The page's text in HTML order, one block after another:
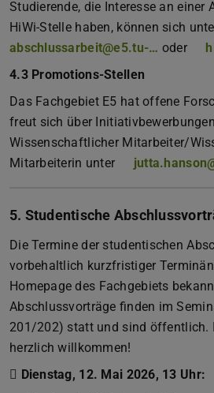
Studierende, die Interesse an einer
HiWi-Stelle haben, können sich
abschlussarbeit@e5.tu-… oder
4.3 Promotions-Stellen
Das Fachgebiet E5 hat offene
freut sich über
Wissenschaftlicher Mitarbeiter/
Mitarbeiterin unter
5. Studentische
Die Termine der studentischen
vorbehaltlich kurzfristiger
Homepage des Fachgebiets
Abschlussvorträge finden im
201/202) statt und sind öffentlich.
herzlich willkommen!
 Dienstag, 12. Mai 2026, 13 Uhr: